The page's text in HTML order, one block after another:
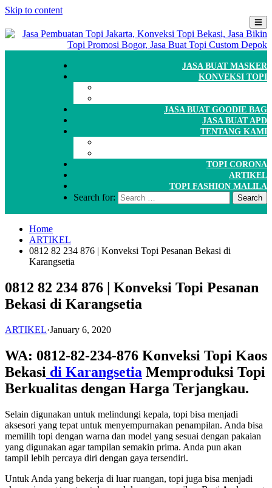
Skip to content
JASA BUAT MASKER
KONVEKSI TOPI
JASA BUAT GOODIE BAG
JASA BUAT APD
TENTANG KAMI
TOPI CORONA
ARTIKEL
TOPI FASHION MALILA
Search for:
Home
ARTIKEL
0812 82 234 876 | Konveksi Topi Pesanan Bekasi di
Karangsetia
0812 82 234 876 | Konveksi Topi Pesanan
Bekasi di Karangsetia
ARTIKEL·January 6, 2020
WA: 0812-82-234-876 Konveksi Topi Kaos
Bekasi di Karangsetia Memproduksi Topi
Berkualitas dengan Harga Terjangkau.
Selain digunakan untuk melindungi kepala, topi bisa menjadi
aksesori yang tepat untuk menyempurnakan penampilan. Anda bisa
memilih topi dengan warna dan model yang sesuai dengan pakaian
yang digunakan agar tampilan semakin prima. Anda pun akan
tampil lebih percaya diri dengan gaya tersendiri.
Untuk Anda yang bekerja di luar ruangan, topi juga bisa menjadi